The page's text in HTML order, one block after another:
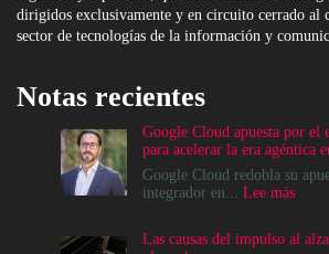
dirigidos exclusivamente y en circuito cerrado al
sector de tecnologías de la información y
Notas recientes
Google Cloud apuesta por el
para acelerar la era agéntica
Google Cloud redobla su
integrador en... Lee más:
Las causas del impulso al